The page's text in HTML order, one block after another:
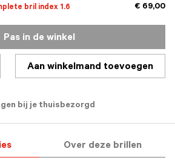
bril index 1.6 € 69,00
Pas in de winkel
Aan winkelmand toevoegen
bij je thuisbezorgd
Over deze brillen